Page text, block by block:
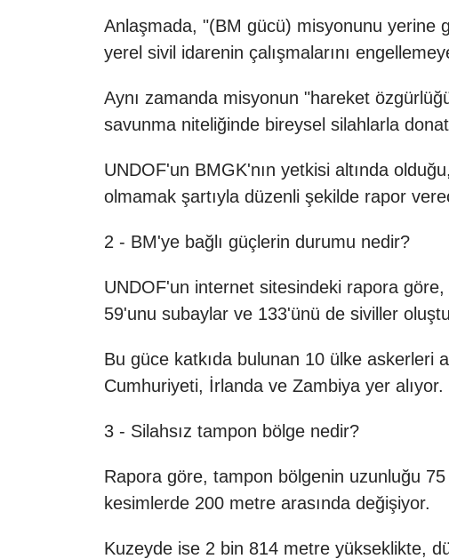
Anlaşmada, "(BM gücü) misyonunu yerine
yerel sivil idarenin çalışmalarını
Aynı zamanda misyonun "hareket
savunma niteliğinde bireysel silahlarla
UNDOF'un BMGK'nın yetkisi altında
olmamak şartıyla düzenli şekilde rapor
2 - BM'ye bağlı güçlerin durumu nedir?
UNDOF'un internet sitesindeki rapora göre,
59'unu subaylar ve 133'ünü de siviller
Bu güce katkıda bulunan 10 ülke askerleri
Cumhuriyeti, İrlanda ve Zambiya yer alıyor.
3 - Silahsız tampon bölge nedir?
Rapora göre, tampon bölgenin uzunluğu
kesimlerde 200 metre arasında değişiyor.
Kuzeyde ise 2 bin 814 metre yükseklikte,